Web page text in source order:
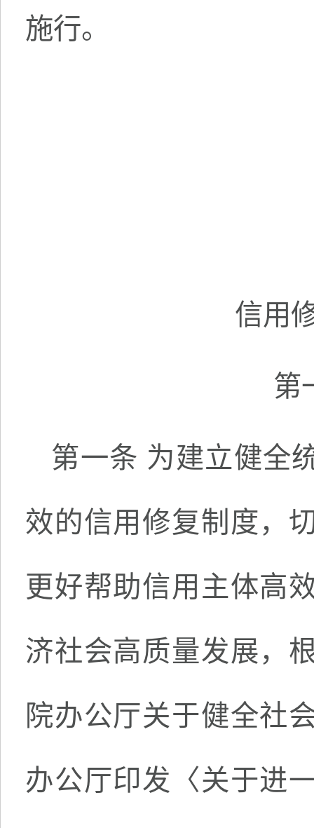
施行。
信用
第
第一条 为建立健全
效的信用修复制度，
更好帮助信用主体高
济社会高质量发展，
院办公厅关于健全社
办公厅印发〈关于进